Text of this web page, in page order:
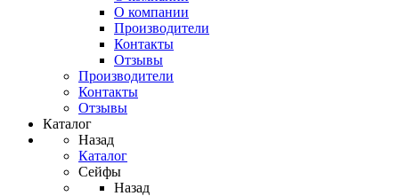
О компании
Производители
Контакты
Отзывы
Производители
Контакты
Отзывы
Каталог
Назад
Каталог
Сейфы
Назад